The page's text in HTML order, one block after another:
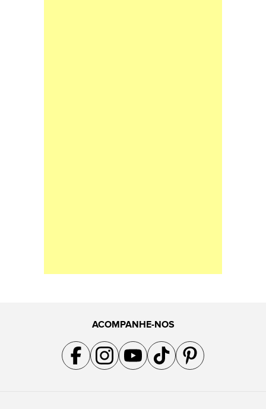
ACOMPANHE-NOS
Acompanhe a gente no Facebook
Acompanhe a gente no Instagram
Acompanhe a gente no YouTube
Acompanhe a gente no TikTok
Acompanhe a gente no